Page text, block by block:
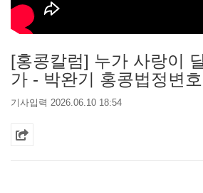
[홍콩칼럼] 누가 사랑이
가 - 박완기 홍콩법정변
기사입력 2026.06.10 18:54